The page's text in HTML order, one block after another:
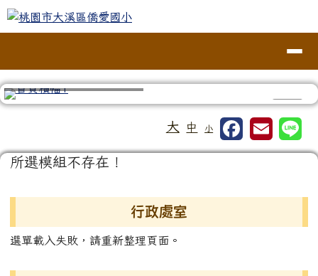
跳至主內容區
桃園市大溪區僑愛國小
大 中 小
主內容區域
所選模組不存在！
行政處室
選單載入失敗，請重新整理頁面。
頁尾區域